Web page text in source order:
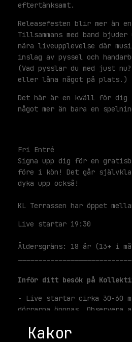
eftertänksamt.
Releasefesten blir mer än
Tillsammans med band
nära liveupplevelse där
inslag av pyssel och
(Vad pysslar du med just
eller låna något på plats.)
Det här är en kväll för dig
något mer än bara en
Fri Entré
Signa upp dig för en
före i kön! Det går
dyka upp också!
KL Terrassen har öppet
Live startar 19:30
Åldersgräns: 18 år (13+ i
Inför ditt besök på
- Live startar cirka 30-60
dörrarna öppnas.
- Våra åldersgränser
Kakor